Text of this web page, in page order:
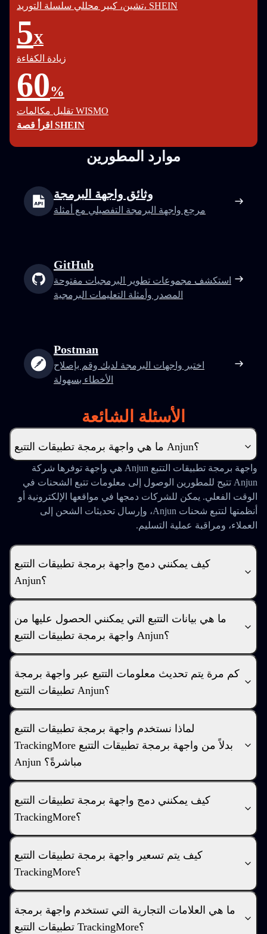
تشين، كبير محللي سلسلة التوريد، SHEIN
5X
زيادة الكفاءة
60%
تقليل مكالمات WISMO
اقرأ قصة SHEIN
موارد المطورين
وثائق واجهة البرمجة
مرجع واجهة البرمجة التفصيلي مع أمثلة
GitHub
استكشف مجموعات تطوير البرمجيات مفتوحة
المصدر وأمثلة التعليمات البرمجية
Postman
اختبر واجهات البرمجة لديك وقم بإصلاح
الأخطاء بسهولة
الأسئلة الشائعة
ما هي واجهة برمجة تطبيقات التتبع Anjun؟
واجهة برمجة تطبيقات التتبع Anjun هي واجهة توفرها شركة
Anjun تتيح للمطورين الوصول إلى معلومات تتبع الشحنات في
الوقت الفعلي. يمكن للشركات دمجها في مواقعها الإلكترونية أو
أنظمتها لتتبع شحنات Anjun، وإرسال تحديثات الشحن إلى
العملاء، ومراقبة عملية التسليم.
كيف يمكنني دمج واجهة برمجة تطبيقات التتبع
Anjun؟
ما هي بيانات التتبع التي يمكنني الحصول عليها من
واجهة برمجة تطبيقات التتبع Anjun؟
كم مرة يتم تحديث معلومات التتبع عبر واجهة برمجة
تطبيقات التتبع Anjun؟
لماذا نستخدم واجهة برمجة تطبيقات التتبع
TrackingMore بدلاً من واجهة برمجة تطبيقات التتبع
Anjun مباشرةً؟
كيف يمكنني دمج واجهة برمجة تطبيقات التتبع
TrackingMore؟
كيف يتم تسعير واجهة برمجة تطبيقات التتبع
TrackingMore؟
ما هي العلامات التجارية التي تستخدم واجهة برمجة
تطبيقات التتبع TrackingMore؟